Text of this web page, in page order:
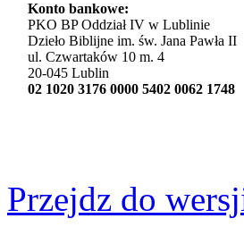
Konto bankowe:
PKO BP Oddział IV w Lublinie
Dzieło Biblijne im. św. Jana Pawła II
ul. Czwartaków 10 m. 4
20-045 Lublin
02 1020 3176 0000 5402 0062 1748
Przejdz do